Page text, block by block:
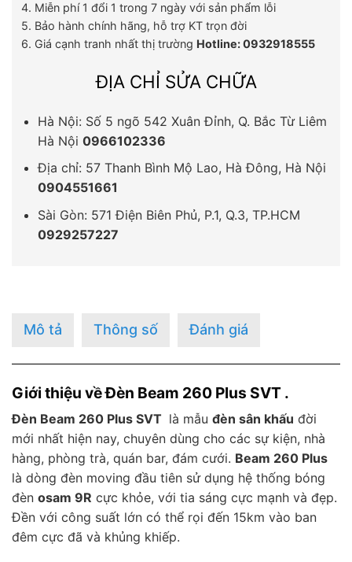
4. Miễn phí 1 đổi 1 trong 7 ngày với sản phẩm lỗi
5. Bảo hành chính hãng, hỗ trợ KT trọn đời
6. Giá cạnh tranh nhất thị trường Hotline: 0932918555
ĐỊA CHỈ SỬA CHỮA
Hà Nội: Số 5 ngõ 542 Xuân Đỉnh, Q. Bắc Từ Liêm
Hà Nội 0966102336
Địa chỉ: 57 Thanh Bình Mộ Lao, Hà Đông, Hà Nội
0904551661
Sài Gòn: 571 Điện Biên Phủ, P.1, Q.3, TP.HCM
0929257227
Mô tả Thông số Đánh giá
Giới thiệu về Đèn Beam 260 Plus SVT .
Đèn Beam 260 Plus SVT là mẫu đèn sân khấu đời
mới nhất hiện nay, chuyên dùng cho các sự kiện, nhà
hàng, phòng trà, quán bar, đám cưới. Beam 260 Plus
là dòng đèn moving đầu tiên sử dụng hệ thống bóng
đèn osam 9R cực khỏe, với tia sáng cực mạnh và đẹp.
Đền với công suất lớn có thể rọi đến 15km vào ban
đêm cực đã và khủng khiếp.